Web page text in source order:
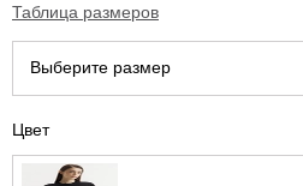
Таблица размеров
Выберите размер
Цвет